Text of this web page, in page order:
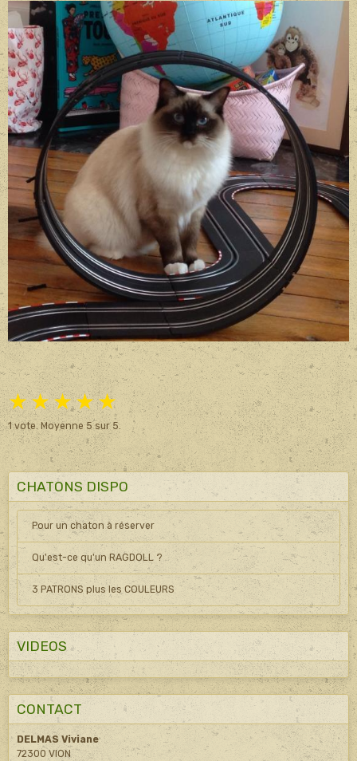
★★★★★
1vote. Moyenne5sur 5.
CHATONS DISPO
Pour un chaton à réserver
Qu'est-ce qu'un RAGDOLL ?
3 PATRONS plus les COULEURS
VIDEOS
CONTACT
DELMAS Viviane
72300 VION